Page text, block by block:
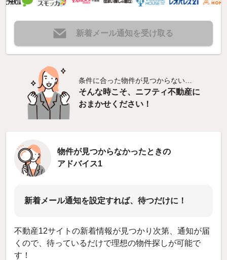
新着メール通知を受け取る
条件に合った物件が見つからない…
そんな時こそ、ニフティ不動産に
おまかせください！
物件が見つからなかったときの
アドバイス1
新着メール通知を設定すれば、待つだけに！
不動産12サイトの新着情報が見つかり次第、通知が届
くので、待っているだけで理想の物件探しが可能で
す！